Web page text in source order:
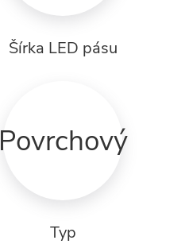
Šírka LED pásu
Povrchový
Typ